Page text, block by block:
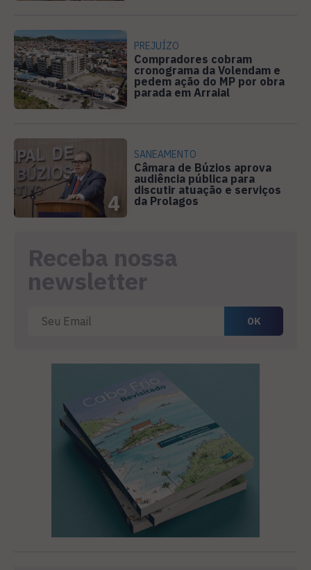
3
PREJUÍZO
Compradores cobram
cronograma da Volendam e
pedem ação do MP por obra
parada em Arraial
4
SANEAMENTO
Câmara de Búzios aprova
audiência pública para
discutir atuação e serviços
da Prolagos
Receba nossa
newsletter